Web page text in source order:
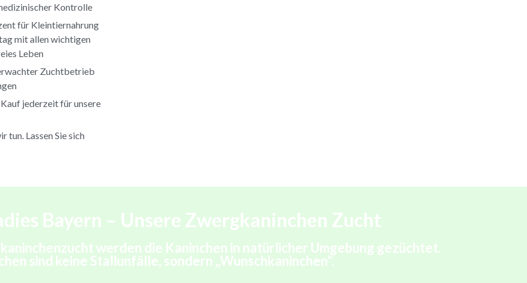
Kontrolle
für Kleintiernahrung
mit allen wichtigen
Leben
Zuchtbetrieb
jederzeit für unsere
tun. Lassen Sie sich
Bayern – Unsere Zwergkaninchen Zucht
werden die Kaninchen in natürlicher Umgebung gezüchtet.
sind keine Stallunfälle, sondern „Wunschkaninchen“.